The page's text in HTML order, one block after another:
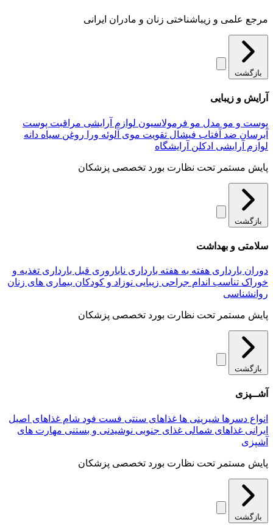
مرجع علمی و زیباشناختی زنان و مادران ایرانی
بازگشت
آرایش و زیبایی
پوست و مو مدل مو فرمولاسیون لوازم آرایشی مراقبت پوست
آبرسان ضد آفتاب فیشال تقویت موی آلوئه‌ ورا روغن سیاه دانه
لوازم آرایشی ادکلن آرایشگاه
پایش مستمر تحت نظارت بورد تخصصی پزشکان
بازگشت
سلامتی و بهداشت
دوران بارداری هفته به هفته بارداری ناباروری قبل بارداری تغذیه و
خوراک تناسب اندام جراحی زیبایی نوزاد و کودکان بیماری های زنان
روانشناسی
پایش مستمر تحت نظارت بورد تخصصی پزشکان
بازگشت
آشــپزی
انواع دسرها شیرینی ها غذاهای سنتی فست فود شام غذاهای اصیل
ایرانی غذاهای شمالی غذای جنوبی نوشیدنی و بستنی مهارت های
آشپزی
پایش مستمر تحت نظارت بورد تخصصی پزشکان
بازگشت